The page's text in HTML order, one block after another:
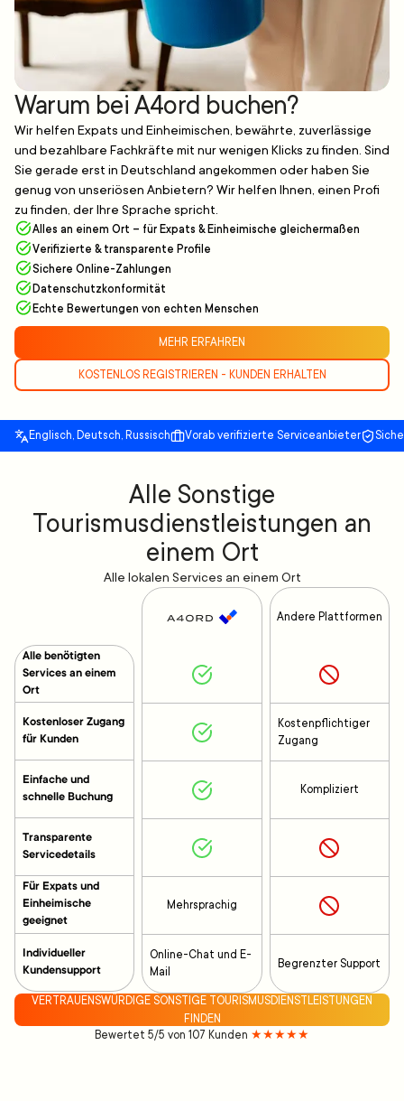
Warum bei A4ord buchen?
Wir helfen Expats und Einheimischen, bewährte, zuverlässige
und bezahlbare Fachkräfte mit nur wenigen Klicks zu finden. Sind
Sie gerade erst in Deutschland angekommen oder haben Sie
genug von unseriösen Anbietern? Wir helfen Ihnen, einen Profi
zu finden, der Ihre Sprache spricht.
Alles an einem Ort – für Expats & Einheimische gleichermaßen
Verifizierte & transparente Profile
Sichere Online-Zahlungen
Datenschutzkonformität
Echte Bewertungen von echten Menschen
MEHR ERFAHREN
KOSTENLOS REGISTRIEREN - KUNDEN ERHALTEN
Englisch, Deutsch, Russisch Vorab verifizierte Serviceanbieter
Alle Sonstige
Tourismusdienstleistungen an
einem Ort
Alle lokalen Services an einem Ort
Alle benötigten
Services an einem
Ort
Kostenloser Zugang
für Kunden
Einfache und
schnelle Buchung
Transparente
Servicedetails
Für Expats und
Einheimische
geeignet
Individueller
Kundensupport
Mehrsprachig
Online-Chat und E-
Mail
Andere Plattformen
Kostenpflichtiger
Zugang
Kompliziert
Begrenzter Support
VERTRAUENSWÜRDIGE SONSTIGE TOURISMUSDIENSTLEISTUNGEN
FINDEN
Bewertet 5/5 von 107 Kunden ★★★★★